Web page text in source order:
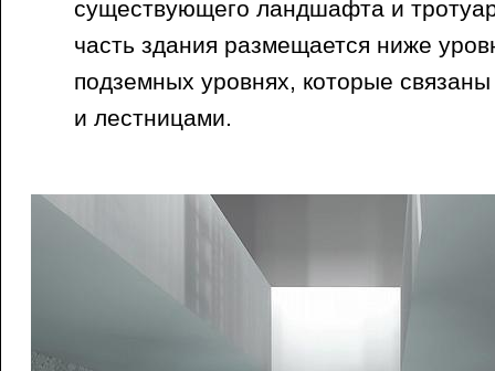
существующего ландшафта и
часть здания размещается ниже
подземных уровнях, которые
и лестницами.